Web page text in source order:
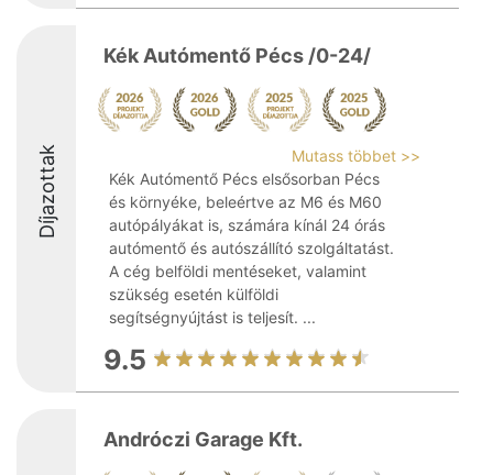
Díjazottak
Kék Autómentő Pécs /0-24/
Mutass többet >>
Kék Autómentő Pécs elsősorban Pécs
és környéke, beleértve az M6 és M60
autópályákat is, számára kínál 24 órás
autómentő és autószállító szolgáltatást.
A cég belföldi mentéseket, valamint
szükség esetén külföldi
segítségnyújtást is teljesít. ...
9.5
Andróczi Garage Kft.